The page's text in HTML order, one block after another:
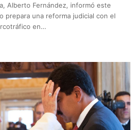
Alberto Fernández, informó este
prepara una reforma judicial con el
en…